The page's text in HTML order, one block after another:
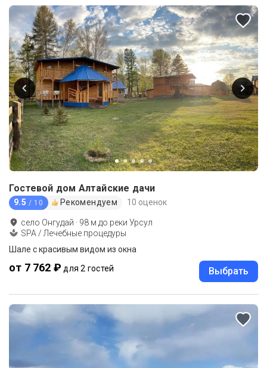
Гостевой дом Алтайские дачи
9.5 / 10 Рекомендуем 10 оценок
село Онгудай · 98 м до реки Урсул
SPA / Лечебные процедуры
Шале с красивым видом из окна
от 7 762 ₽ для 2 гостей Выбрать